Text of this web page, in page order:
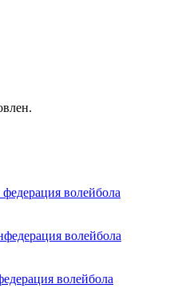
волейбола
волейбола
волейбола